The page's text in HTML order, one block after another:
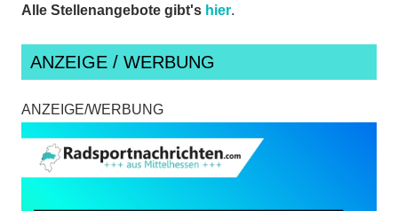
Alle Stellenangebote gibt's hier.
ANZEIGE / WERBUNG
ANZEIGE/WERBUNG